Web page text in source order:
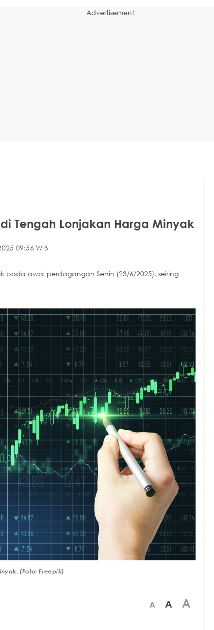
Advertisement
di Tengah Lonjakan Harga Minyak
09:56 WIB
pada awal perdagangan Senin (23/6/2025), seiring
(Foto: Freepik)
A A A